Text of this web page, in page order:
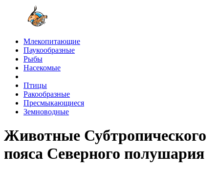
Млекопитающие
Паукообразные
Рыбы
Насекомые
Птицы
Ракообразные
Пресмыкающиеся
Земноводные
Животные Субтропического
пояса Северного полушария